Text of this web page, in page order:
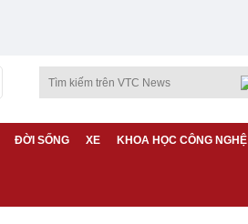
ĐỜI SỐNG XE KHOA HỌC CÔNG NGHỆ